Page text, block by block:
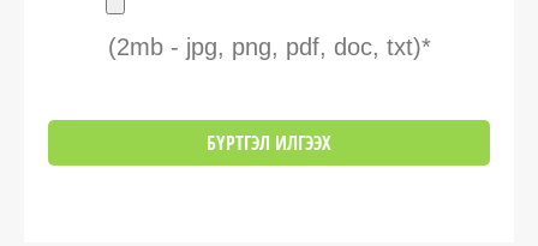
(2mb - jpg, png, pdf, doc, txt)*